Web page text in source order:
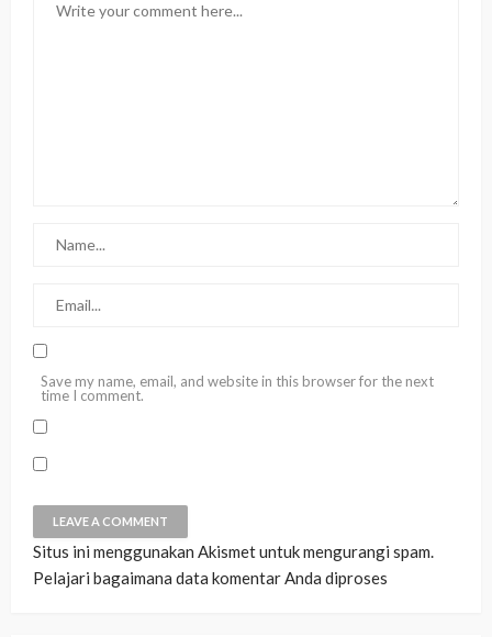
Save my name, email, and website in this browser for the next
time I comment.
Situs ini menggunakan Akismet untuk mengurangi spam.
Pelajari bagaimana data komentar Anda diproses